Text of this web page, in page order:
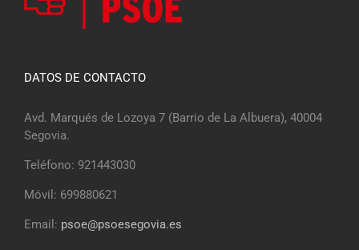
DATOS DE CONTACTO
Avd. Marqués de Lozoya 7 (Barrio de La Albuera), 40004
Segovia.
Teléfono: 921443030
Móvil: 699880621
Email: psoe@psoesegovia.es